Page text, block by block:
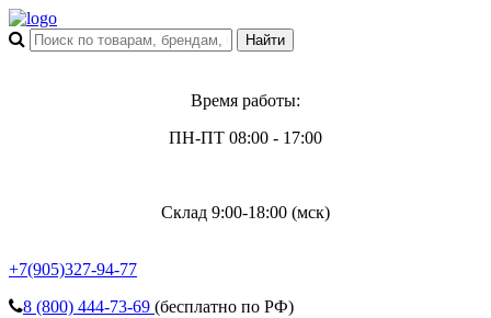
Время работы:
ПН-ПТ 08:00 - 17:00
Склад 9:00-18:00 (мск)
+7(905)327-94-77
8 (800) 444-73-69 (бесплатно по РФ)